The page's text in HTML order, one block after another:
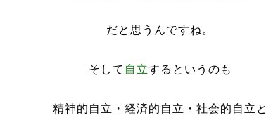
だと思うんですね。
そして 自立するというのも
精神的自立・経済的自立・社会的自立と